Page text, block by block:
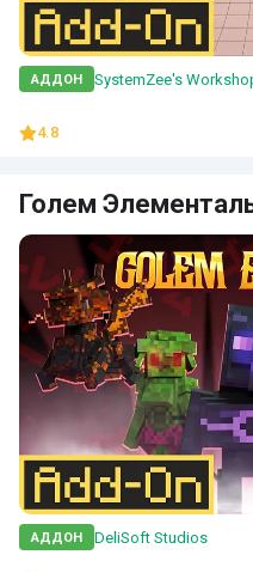
АДДОН SystemZee's
4.8
Голем
АДДОН DeliSoft Studios